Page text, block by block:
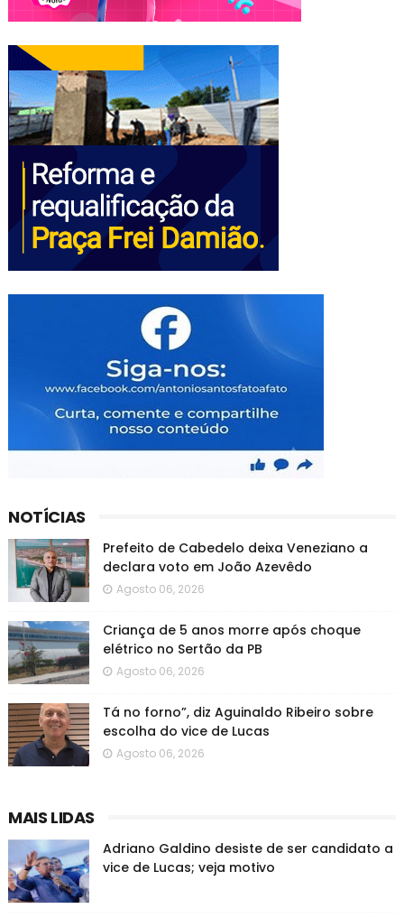
NOTÍCIAS
Prefeito de Cabedelo deixa Veneziano a
declara voto em João Azevêdo
Agosto 06, 2026
Criança de 5 anos morre após choque
elétrico no Sertão da PB
Agosto 06, 2026
Tá no forno”, diz Aguinaldo Ribeiro sobre
escolha do vice de Lucas
Agosto 06, 2026
MAIS LIDAS
Adriano Galdino desiste de ser candidato a
vice de Lucas; veja motivo